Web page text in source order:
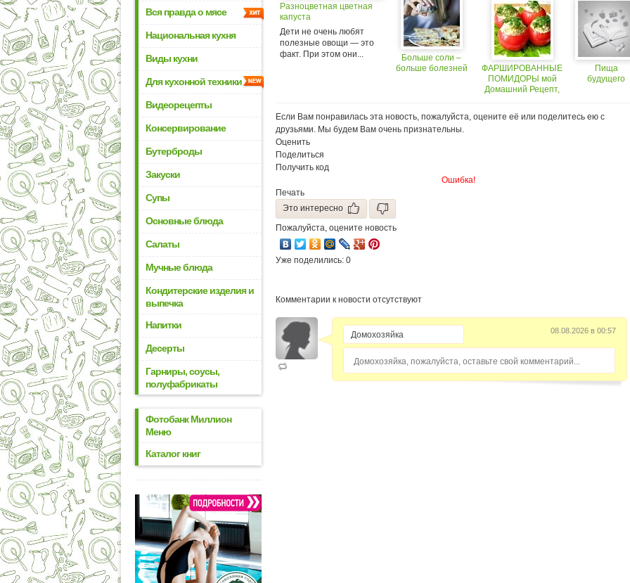
Вся правда о мясе
Национальная кухня
Виды кухни
Для кухонной техники
Видеорецепты
Консервирование
Бутерброды
Закуски
Супы
Основные блюда
Салаты
Мучные блюда
Кондитерские изделия и
выпечка
Напитки
Десерты
Гарниры, соусы,
полуфабрикаты
Фотобанк Миллион
Меню
Каталог книг
Разноцветная цветная
капуста
Дети не очень любят
полезные овощи — это
факт. При этом они...
Больше соли –
больше болезней
ФАРШИРОВАННЫЕ
ПОМИДОРЫ мой
Домашний Рецепт,
Пища
будущего
Если Вам понравилась эта новость, пожалуйста, оцените её или поделитесь ею с
друзьями. Мы будем Вам очень признательны.
Оценить
Поделиться
Получить код
Ошибка!
Печать
Это интересно
Пожалуйста, оцените новость
Уже поделились: 0
Комментарии к новости отсутствуют
08.08.2026 в 00:57
Домохозяйка, пожалуйста, оставьте свой комментарий...